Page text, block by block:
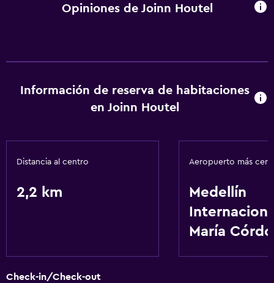
Opiniones de Joinn Houtel
Información de reserva de habitaciones
en Joinn Houtel
Distancia al centro
2,2 km
Aeropuerto más
Medellín
María
Check-in/Check-out